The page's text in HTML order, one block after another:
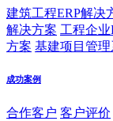
建筑工程ERP解决
解决方案 工程企
方案 基建项目管
成功案例
合作客户 客户评价